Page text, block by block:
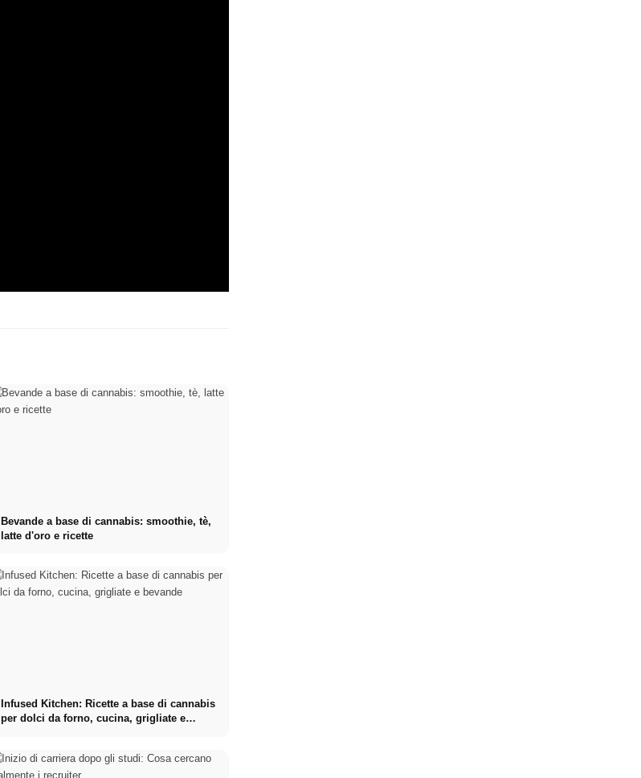
Bevande a base di cannabis: smoothie, tè,
latte d'oro e ricette
Infused Kitchen: Ricette a base di cannabis
per dolci da forno, cucina, grigliate e